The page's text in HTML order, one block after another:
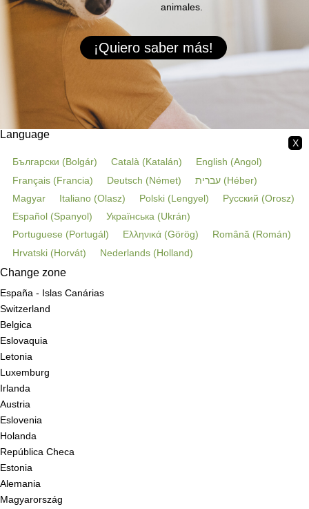
animales.
¡Quiero saber más!
X
Language
Български (Bolgár) Català (Katalán) English (Angol)
Français (Francia) Deutsch (Német) עברית (Héber)
Magyar
Italiano (Olasz) Polski (Lengyel) Русский (Orosz)
Español (Spanyol) Українська (Ukrán)
Portuguese (Portugál) Ελληνικά (Görög) Română (Román)
Hrvatski (Horvát) Nederlands (Holland)
Change zone
España - Islas Canárias
Switzerland
Belgica
Eslovaquia
Letonia
Luxemburg
Irlanda
Austria
Eslovenia
Holanda
República Checa
Estonia
Alemania
Magyarország